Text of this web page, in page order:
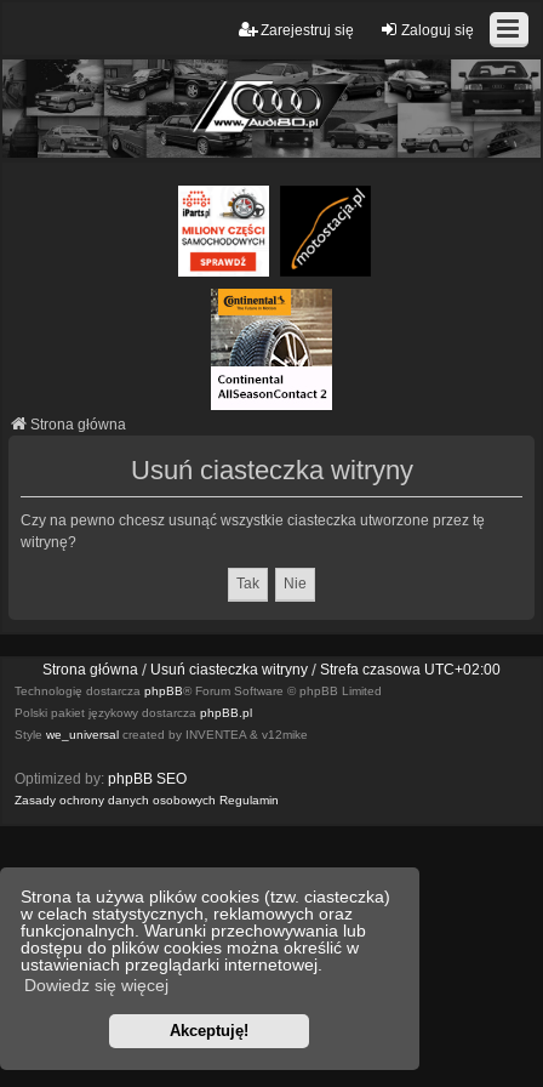
Strona ta używa plików cookies (tzw. ciasteczka)
w celach statystycznych, reklamowych oraz
funkcjonalnych. Warunki przechowywania lub
dostępu do plików cookies można określić w
ustawieniach przeglądarki internetowej.
Dowiedz się więcej
Akceptuję!
Zaloguj się
Zarejestruj się
Strona główna
Usuń ciasteczka witryny
Czy na pewno chcesz usunąć wszystkie ciasteczka utworzone przez tę
witrynę?
Strona główna Usuń ciasteczka witryny Strefa czasowa UTC+02:00
Technologię dostarcza phpBB® Forum Software © phpBB Limited
Polski pakiet językowy dostarcza phpBB.pl
Style we_universal created by INVENTEA & v12mike
Optimized by: phpBB SEO
Zasady ochrony danych osobowych Regulamin